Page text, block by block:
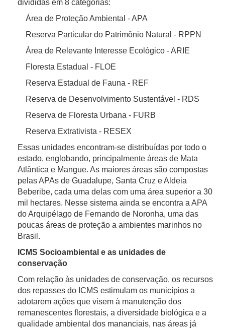
divididas em 8 categorias:
Área de Proteção Ambiental - APA
Reserva Particular do Patrimônio Natural - RPPN
Área de Relevante Interesse Ecológico - ARIE
Floresta Estadual - FLOE
Reserva Estadual de Fauna - REF
Reserva de Desenvolvimento Sustentável - RDS
Reserva de Floresta Urbana - FURB
Reserva Extrativista - RESEX
Essas unidades encontram-se distribuídas por todo o
estado, englobando, principalmente áreas de Mata
Atlântica e Mangue. As maiores áreas são compostas
pelas APAs de Guadalupe, Santa Cruz e Aldeia
Beberibe, cada uma delas com uma área superior a 30
mil hectares. Nesse sistema ainda se encontra a APA
do Arquipélago de Fernando de Noronha, uma das
poucas áreas de proteção a ambientes marinhos no
Brasil.
ICMS Socioambiental e as unidades de
conservação
Com relação às unidades de conservação, os recursos
dos repasses do ICMS estimulam os municípios a
adotarem ações que visem à manutenção dos
remanescentes florestais, a diversidade biológica e a
qualidade ambiental dos mananciais, nas áreas já